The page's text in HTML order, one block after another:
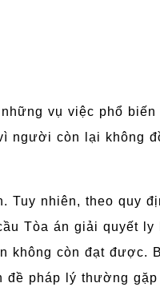
vụ việc phổ biến
người còn lại không
Tuy nhiên, theo quy
Tòa án giải quyết ly
không còn đạt được.
pháp lý thường gặp